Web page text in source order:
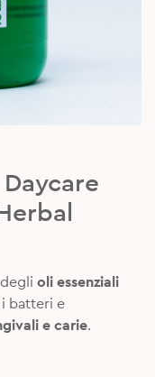
oli essenziali
i batteri e
e carie.